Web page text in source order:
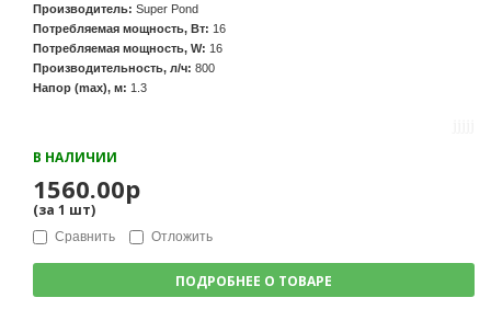
Производитель: Super Pond
Потребляемая мощность, Вт: 16
Потребляемая мощность, W: 16
Производительность, л/ч: 800
Напор (max), м: 1.3
В НАЛИЧИИ
1560.00р
(за 1 шт)
Сравнить Отложить
ПОДРОБНЕЕ О ТОВАРЕ